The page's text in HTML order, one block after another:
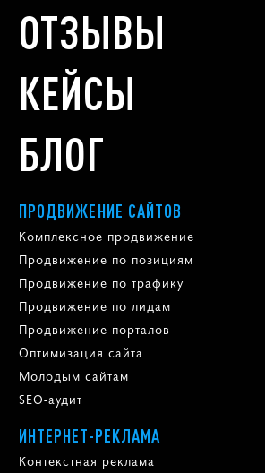
ОТЗЫВЫ
КЕЙСЫ
БЛОГ
ПРОДВИЖЕНИЕ САЙТОВ
Комплексное продвижение
Продвижение по позициям
Продвижение по трафику
Продвижение по лидам
Продвижение порталов
Оптимизация сайта
Молодым сайтам
SEO-аудит
ИНТЕРНЕТ-РЕКЛАМА
Контекстная реклама